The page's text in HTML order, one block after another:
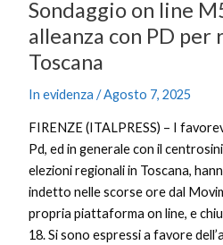
Sondaggio on line
alleanza con PD per
Toscana
In evidenza /Agosto 7, 2025
FIRENZE (ITALPRESS) – I
Pd, ed in generale con il
elezioni regionali in Toscana,
indetto nelle scorse ore dal
propria piattaforma on line, e
18. Si sono espressi a favore
Toscana